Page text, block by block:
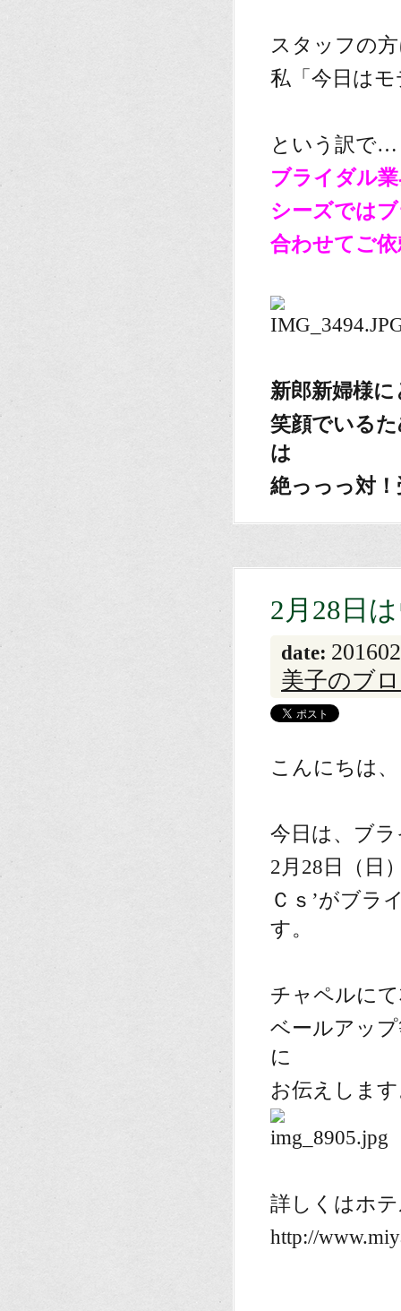
スタッフの
私「今日は
という訳で…
ブライダル
シーズでは
合わせてご
新郎新婦様
笑顔でいる
は
絶っっっ対
2月28日
date:
美子のブ
こんにちは
今日は、ブ
2月28日（日
Ｃｓ’がブラ
す。
チャペルに
ベールアッ
に
お伝えしま
詳しくはホ
http://